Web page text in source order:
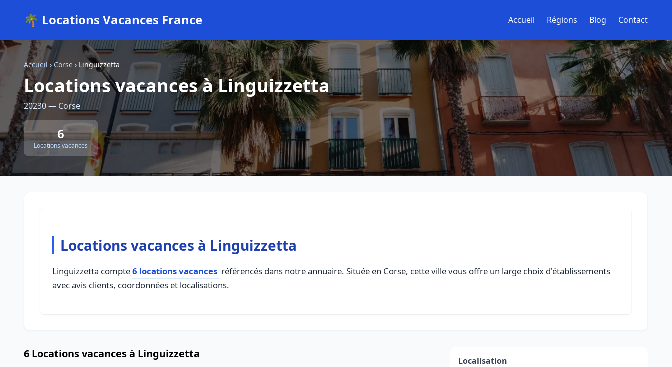
🌴 Locations Vacances France Accueil Régions Blog Contact
Accueil › Corse › Linguizzetta
Locations vacances à Linguizzetta
20230 — Corse
6
Locations vacances
Locations vacances à Linguizzetta
Linguizzetta compte6 locations vacances référencés dans notre annuaire. Située en Corse, cette ville vous offre un large choix d'établissements
avec avis clients, coordonnées et localisations.
6 Locations vacances à Linguizzetta
Localisation